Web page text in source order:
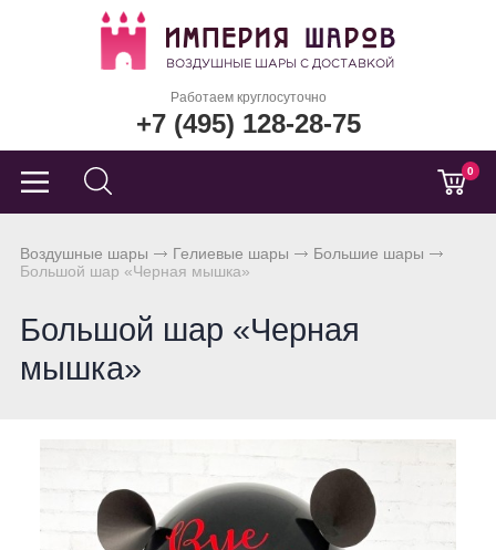
Работаем круглосуточно
+7 (495) 128-28-75
0
Воздушные шары Гелиевые шары
Большие шары
Большой шар «Черная мышка»
Большой шар «Черная
мышка»